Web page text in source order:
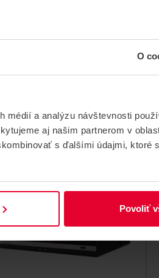
O
médií a analýzu návštevnosti
aj našim partnerom v
s ďalšími údajmi, ktoré
Povoliť
iDS-7716NXI-P4